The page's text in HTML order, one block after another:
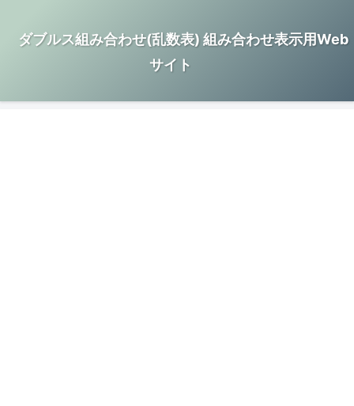
ダブルス組み合わせ(乱数表) 組み合わせ表示用Web
サイト